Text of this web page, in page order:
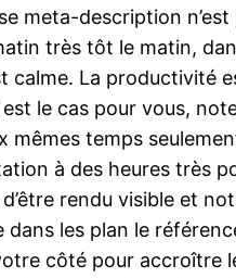
meta-description
très tôt le matin,
La productivité
le cas pour vous,
temps
à des heures très
rendu visible et
dans les plan le
côté pour accroître